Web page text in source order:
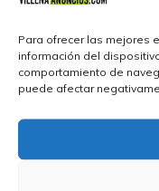
Para ofrecer las mejores
información del
comportamiento de
puede afectar